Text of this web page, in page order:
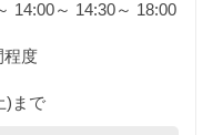
14:00～ 14:30～ 18:00
程度
)まで